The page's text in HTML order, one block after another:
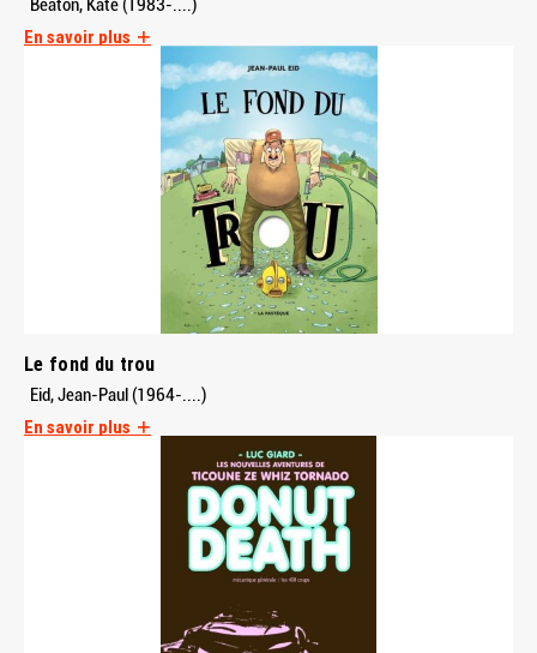
Beaton, Kate (1983-....)
En savoir plus
Le fond du trou
Eid, Jean-Paul (1964-....)
En savoir plus